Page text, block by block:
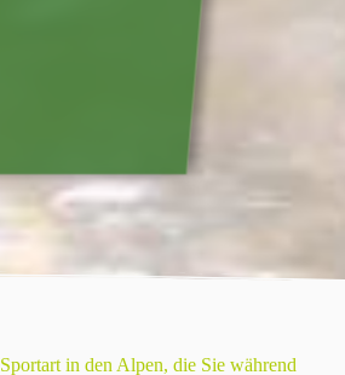
in den Alpen, die Sie während